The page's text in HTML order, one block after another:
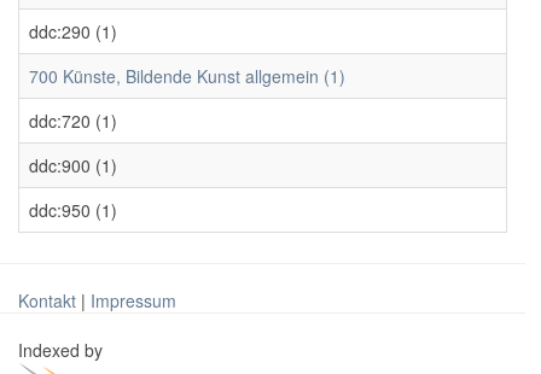
ddc:290 (1)
700 Künste, Bildende Kunst allgemein (1)
ddc:720 (1)
ddc:900 (1)
ddc:950 (1)
Kontakt | Impressum
Indexed by